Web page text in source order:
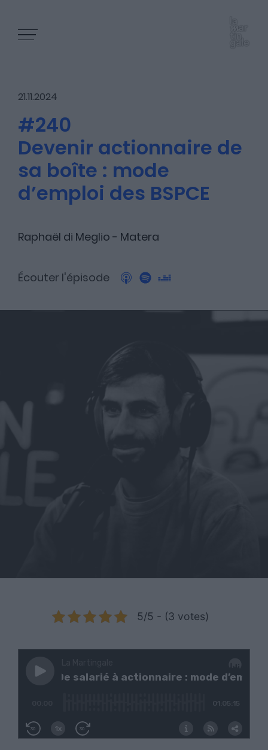
Les épisodes
Les articles
A propos
Merci à notre partenaire !
la plateforme qui démocratise l’investissement en private
21.11.2024
#240
Devenir actionnaire de
sa boîte : mode
d’emploi des BSPCE
Raphaël di Meglio - Matera
Écouter l'épisode
5/5 - (3 votes)